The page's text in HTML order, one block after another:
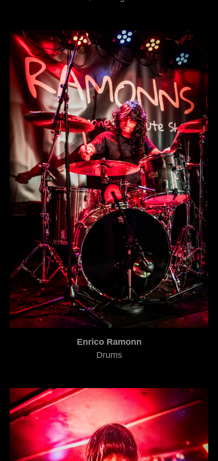
Enrico Ramonn
Drums